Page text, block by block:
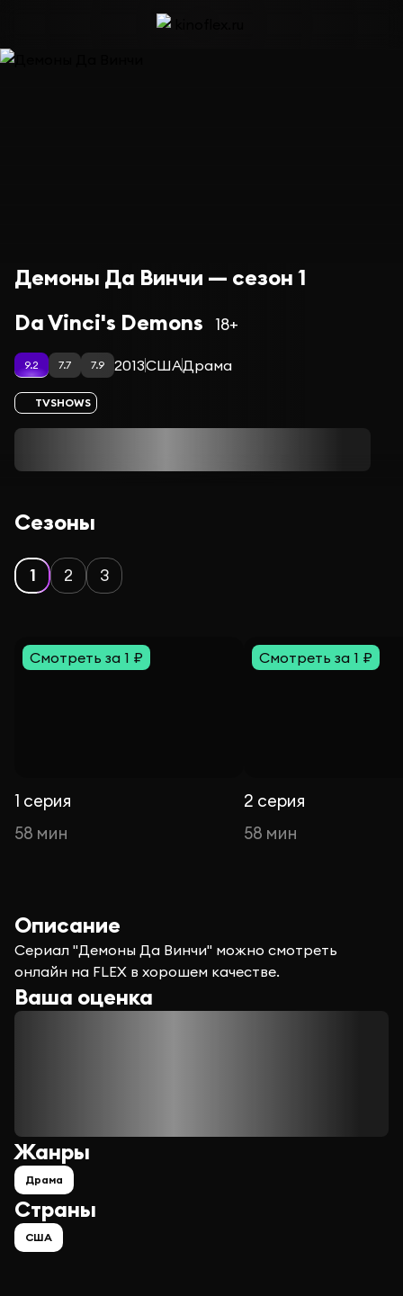
Демоны Да Винчи — сезон 1
Da Vinci's Demons
18+
9.2 7.7 7.9 2013СШАДрама
TVSHOWS
Сезоны
1 2 3
Смотреть за 1 ₽
1 серия
58 мин
Смотреть за 1 ₽
2 серия
58 мин
Описание
Сериал "Демоны Да Винчи" можно смотреть
онлайн на FLEX в хорошем качестве.
Ваша оценка
Страны
США
Жанры
Драма